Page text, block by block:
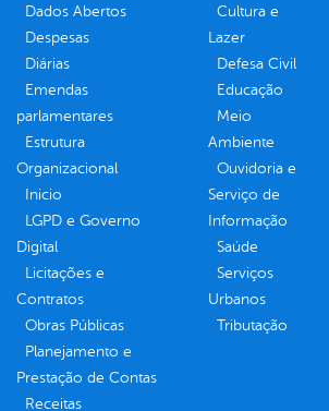
Dados Abertos
Despesas
Diárias
Emendas
parlamentares
Estrutura
Organizacional
Inicio
LGPD e Governo
Digital
Licitações e
Contratos
Obras Públicas
Planejamento e
Prestação de Contas
Receitas
Cultura e
Lazer
Defesa Civil
Educação
Meio
Ambiente
Ouvidoria e
Serviço de
Informação
Saúde
Serviços
Urbanos
Tributação